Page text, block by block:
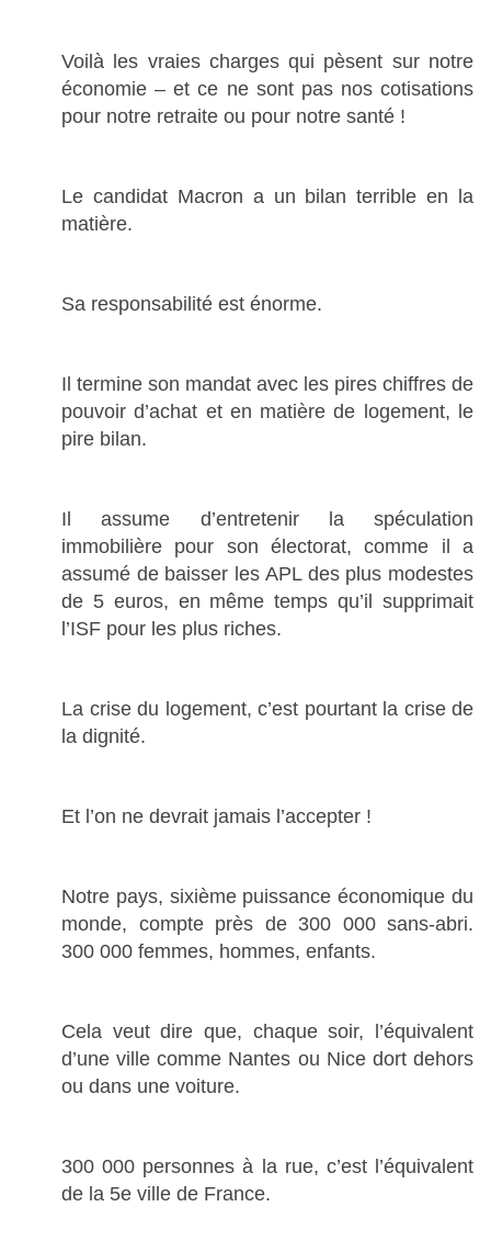
Voilà les vraies charges qui pèsent sur notre
économie – et ce ne sont pas nos cotisations
pour notre retraite ou pour notre santé !
Le candidat Macron a un bilan terrible en la
matière.
Sa responsabilité est énorme.
Il termine son mandat avec les pires chiffres de
pouvoir d’achat et en matière de logement, le
pire bilan.
Il assume d’entretenir la spéculation
immobilière pour son électorat, comme il a
assumé de baisser les APL des plus modestes
de 5 euros, en même temps qu’il supprimait
l’ISF pour les plus riches.
La crise du logement, c’est pourtant la crise de
la dignité.
Et l’on ne devrait jamais l’accepter !
Notre pays, sixième puissance économique du
monde, compte près de 300 000 sans-abri.
300 000 femmes, hommes, enfants.
Cela veut dire que, chaque soir, l’équivalent
d’une ville comme Nantes ou Nice dort dehors
ou dans une voiture.
300 000 personnes à la rue, c’est l’équivalent
de la 5e ville de France.